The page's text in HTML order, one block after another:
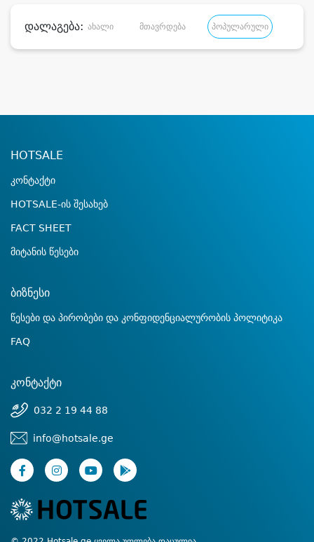
დალაგება: ახალი მთავრდება პოპულარული
HOTSALE
კონტაქტი
HOTSALE-ის შესახებ
FACT SHEET
მიტანის წესები
ბიზნესი
წესები და პირობები და კონფიდენციალურობის პოლიტიკა
FAQ
კონტაქტი
032 2 19 44 88
info@hotsale.ge